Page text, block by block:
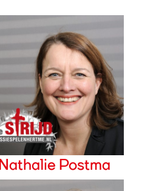
Nathalie Postma